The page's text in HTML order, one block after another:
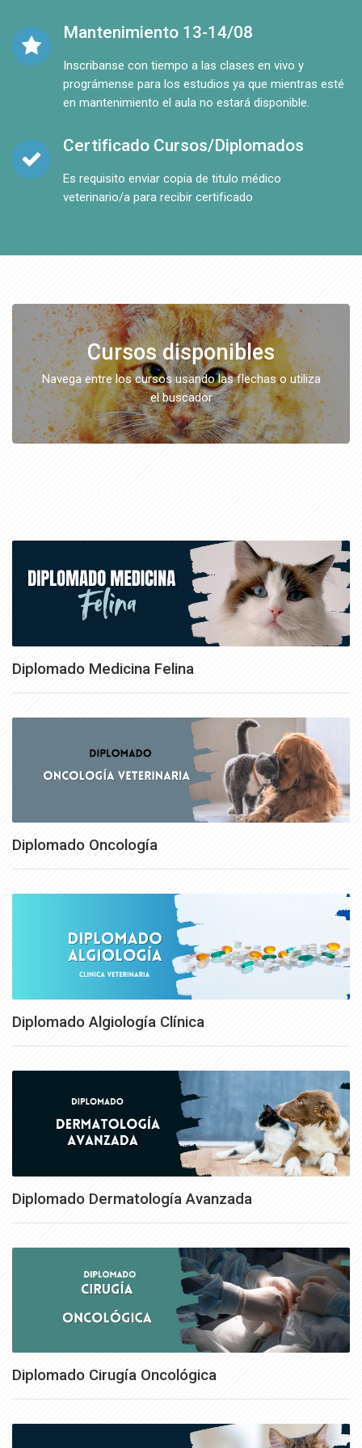
Mantenimiento 13-14/08
Inscribanse con tiempo a las clases en vivo y
prográmense para los estudios ya que mientras esté
en mantenimiento el aula no estará disponible.
Certificado Cursos/Diplomados
Es requisito enviar copia de titulo médico
veterinario/a para recibir certificado
Cursos disponibles
Navega entre los cursos usando las flechas o utiliza
el buscador
Diplomado Medicina Felina
Diplomado Oncología
Diplomado Algiología Clínica
Diplomado Dermatología Avanzada
Diplomado Cirugía Oncológica